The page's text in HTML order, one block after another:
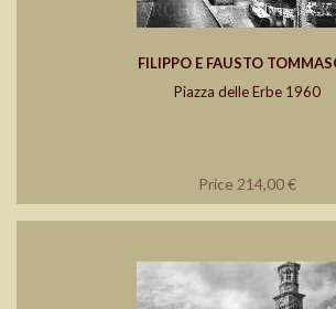
FILIPPO E FAUSTO
Piazza delle Erbe 1960
Price 214,00 €